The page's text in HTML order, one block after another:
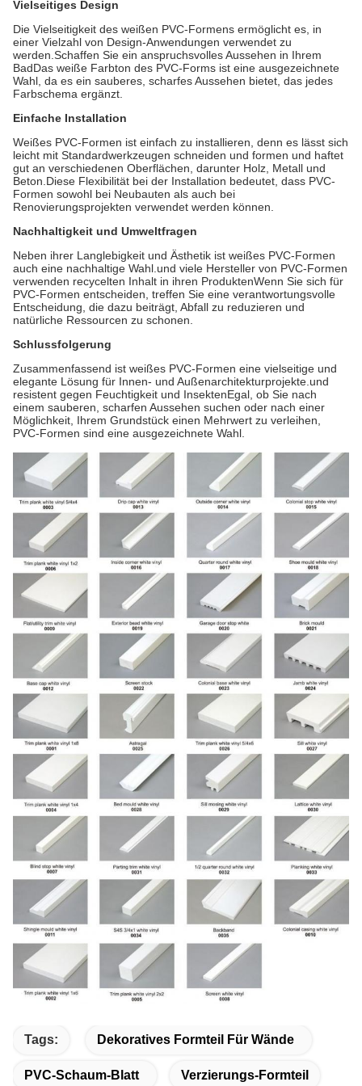
Vielseitiges Design
Die Vielseitigkeit des weißen PVC-Formens ermöglicht es, in
einer Vielzahl von Design-Anwendungen verwendet zu
werden.Schaffen Sie ein anspruchsvolles Aussehen in Ihrem
BadDas weiße Farbton des PVC-Forms ist eine ausgezeichnete
Wahl, da es ein sauberes, scharfes Aussehen bietet, das jedes
Farbschema ergänzt.
Einfache Installation
Weißes PVC-Formen ist einfach zu installieren, denn es lässt sich
leicht mit Standardwerkzeugen schneiden und formen und haftet
gut an verschiedenen Oberflächen, darunter Holz, Metall und
Beton.Diese Flexibilität bei der Installation bedeutet, dass PVC-
Formen sowohl bei Neubauten als auch bei
Renovierungsprojekten verwendet werden können.
Nachhaltigkeit und Umweltfragen
Neben ihrer Langlebigkeit und Ästhetik ist weißes PVC-Formen
auch eine nachhaltige Wahl.und viele Hersteller von PVC-Formen
verwenden recycelten Inhalt in ihren ProduktenWenn Sie sich für
PVC-Formen entscheiden, treffen Sie eine verantwortungsvolle
Entscheidung, die dazu beiträgt, Abfall zu reduzieren und
natürliche Ressourcen zu schonen.
Schlussfolgerung
Zusammenfassend ist weißes PVC-Formen eine vielseitige und
elegante Lösung für Innen- und Außenarchitekturprojekte.und
resistent gegen Feuchtigkeit und InsektenEgal, ob Sie nach
einem sauberen, scharfen Aussehen suchen oder nach einer
Möglichkeit, Ihrem Grundstück einen Mehrwert zu verleihen,
PVC-Formen sind eine ausgezeichnete Wahl.
Tags: Dekoratives Formteil Für Wände
PVC-Schaum-Blatt Verzierungs-Formteil